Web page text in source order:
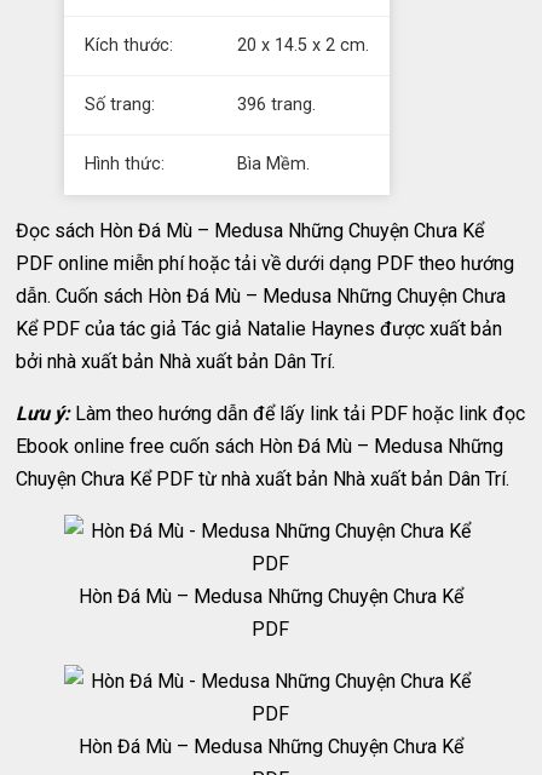
Kích thước: 20 x 14.5 x 2 cm.
Số trang: 396 trang.
Hình thức: Bìa Mềm.
Đọc sách Hòn Đá Mù – Medusa Những Chuyện Chưa Kể
PDF online miễn phí hoặc tải về dưới dạng PDF theo hướng
dẫn. Cuốn sách Hòn Đá Mù – Medusa Những Chuyện Chưa
Kể PDF của tác giả Tác giả Natalie Haynes được xuất bản
bởi nhà xuất bản Nhà xuất bản Dân Trí.
Lưu ý:Làm theo hướng dẫn để lấy link tải PDF hoặc link đọc
Ebook online free cuốn sách Hòn Đá Mù – Medusa Những
Chuyện Chưa Kể PDF từ nhà xuất bản Nhà xuất bản Dân Trí.
Hòn Đá Mù – Medusa Những Chuyện Chưa Kể
PDF
Hòn Đá Mù – Medusa Những Chuyện Chưa Kể